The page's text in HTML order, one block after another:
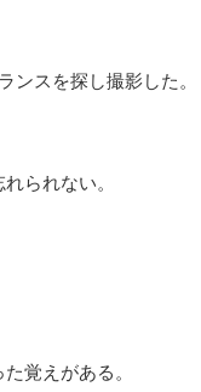
スを探し撮影した。
られない。
覚えがある。